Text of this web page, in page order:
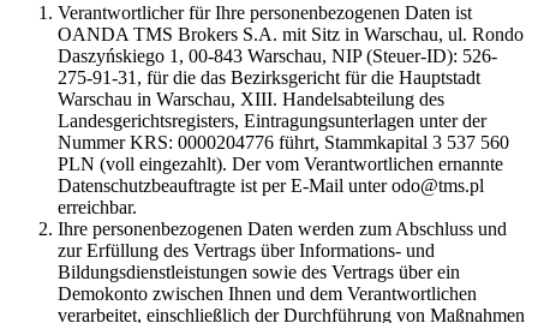
Verantwortlicher für Ihre personenbezogenen Daten ist
OANDA TMS Brokers S.A. mit Sitz in Warschau, ul. Rondo
Daszyńskiego 1, 00-843 Warschau, NIP (Steuer-ID): 526-
275-91-31, für die das Bezirksgericht für die Hauptstadt
Warschau in Warschau, XIII. Handelsabteilung des
Landesgerichtsregisters, Eintragungsunterlagen unter der
Nummer KRS: 0000204776 führt, Stammkapital 3 537 560
PLN (voll eingezahlt). Der vom Verantwortlichen ernannte
Datenschutzbeauftragte ist per E-Mail unter odo@tms.pl
erreichbar.
Ihre personenbezogenen Daten werden zum Abschluss und
zur Erfüllung des Vertrags über Informations- und
Bildungsdienstleistungen sowie des Vertrags über ein
Demokonto zwischen Ihnen und dem Verantwortlichen
verarbeitet, einschließlich der Durchführung von Maßnahmen